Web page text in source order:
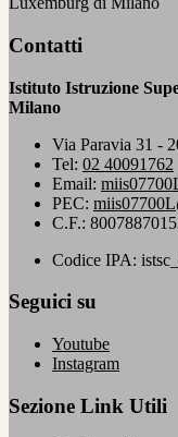
Contatti
Istituto Istruzione
Milano
Via Paravia 31 -
Tel: 02 40091762
Email:
PEC:
C.F.:
Codice IPA:
Seguici su
Youtube
Instagram
Sezione Link Utili